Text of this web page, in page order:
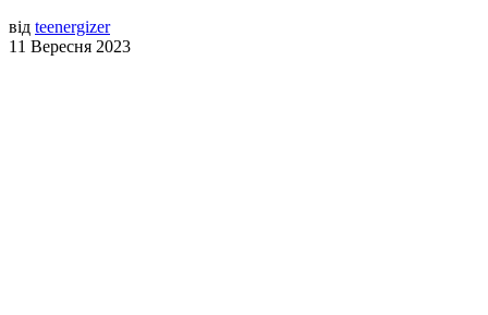
від teenergizer
11 Вересня 2023